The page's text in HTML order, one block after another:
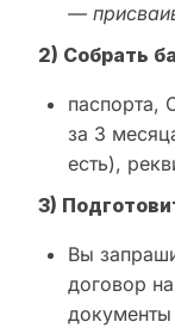
—
2) Собрать
за 3
есть),
3)
Вы
договор
документы